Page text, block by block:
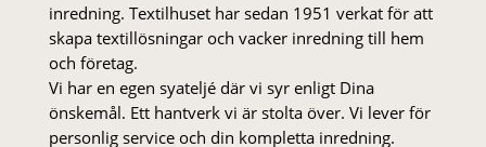
inredning. Textilhuset har sedan 1951 verkat för att
skapa textillösningar och vacker inredning till hem
och företag.
Vi har en egen syateljé där vi syr enligt Dina
önskemål. Ett hantverk vi är stolta över. Vi lever för
personlig service och din kompletta inredning.